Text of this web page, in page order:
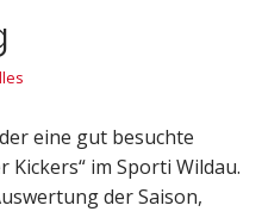
eine gut besuchte
Kickers“ im Sporti Wildau.
der Saison,